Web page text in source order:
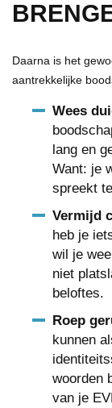
Daarna is het
aantrekkelijke
Wees
lang en
Want: je
spreekt
Vermijd
heb je
wil je
niet
beloftes.
Roep
kunnen
woorden
van je